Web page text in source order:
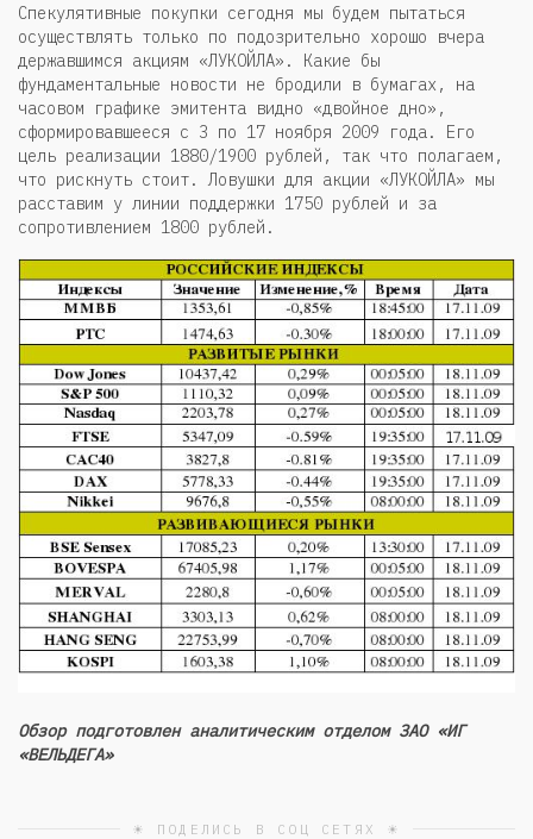
Спекулятивные покупки сегодня мы будем пытаться
осуществлять только по подозрительно хорошо вчера
державшимся акциям «ЛУКОЙЛА». Какие бы
фундаментальные новости не бродили в бумагах, на
часовом графике эмитента видно «двойное дно»,
сформировавшееся с 3 по 17 ноября 2009 года. Его
цель реализации 1880/1900 рублей, так что полагаем,
что рискнуть стоит. Ловушки для акции «ЛУКОЙЛА» мы
расставим у линии поддержки 1750 рублей и за
сопротивлением 1800 рублей.
Обзор подготовлен аналитическим отделом ЗАО «ИГ
«ВЕЛЬДЕГА»
☀ ПОДЕЛИСЬ В СОЦ СЕТЯХ ☀